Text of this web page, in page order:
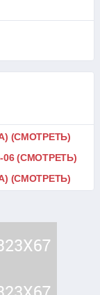
(СМОТРЕТЬ)
(СМОТРЕТЬ)
(СМОТРЕТЬ)